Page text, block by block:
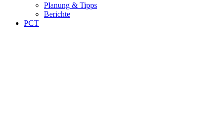
Planung & Tipps
Berichte
PCT